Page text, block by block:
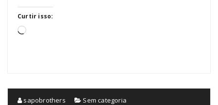
Curtir isso:
Carregando...
sapobrothers Sem categoria